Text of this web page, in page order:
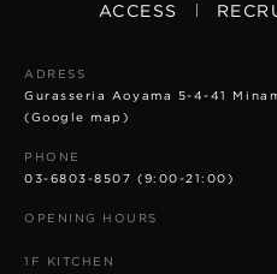
ACCESS
ADRESS
Gurasseria Aoyama 5-4-41
(Google map)
PHONE
03-6803-8507 (9:00-21:00)
OPENING HOURS
1F KITCHEN